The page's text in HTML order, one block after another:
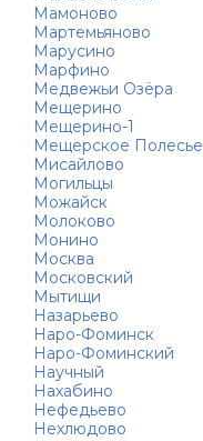
Мамоново
Мартемьяново
Марусино
Марфино
Медвежьи Озёра
Мещерино
Мещерино-1
Мещерское Полесье
Мисайлово
Могильцы
Можайск
Молоково
Монино
Москва
Московский
Мытищи
Назарьево
Наро-Фоминск
Наро-Фоминский
Научный
Нахабино
Нефедьево
Нехлюдово